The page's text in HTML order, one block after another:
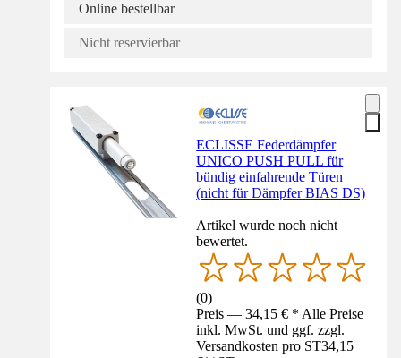
Online bestellbar
Nicht reservierbar
ECLISSE Federdämpfer
UNICO PUSH PULL für
bündig einfahrende Türen
(nicht für Dämpfer BIAS DS)
Artikel wurde noch nicht
bewertet.
(0)
Preis — 34,15 € * Alle Preise
inkl. MwSt. und ggf. zzgl.
Versandkosten pro ST34,15